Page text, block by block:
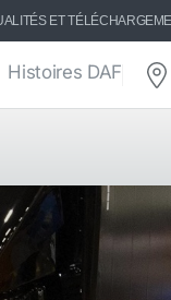
ET
Histoires DAF